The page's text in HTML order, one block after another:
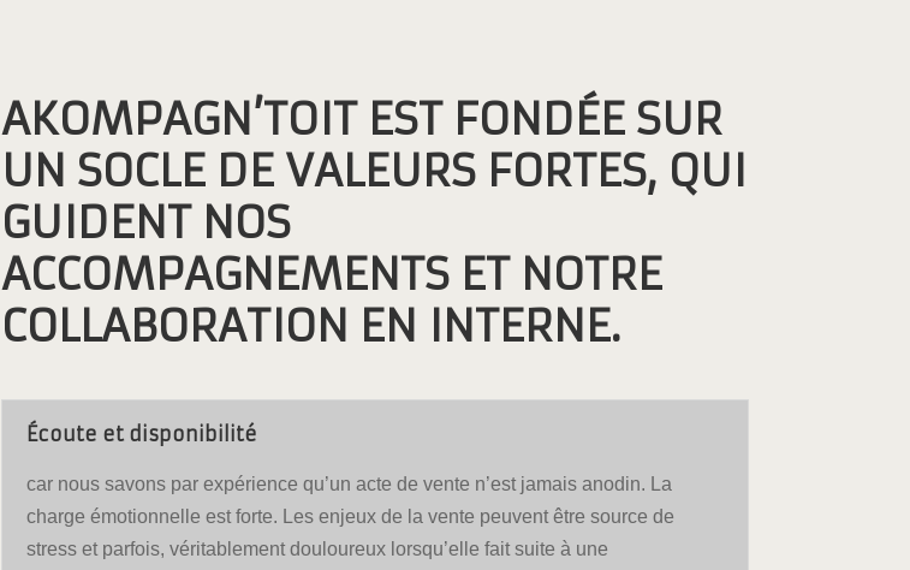
AKOMPAGN’TOIT EST FONDÉE SUR
UN SOCLE DE VALEURS FORTES, QUI
GUIDENT NOS
ACCOMPAGNEMENTS ET NOTRE
COLLABORATION EN INTERNE.
Écoute et disponibilité
car nous savons par expérience qu’un acte de vente n’est jamais anodin. La
charge émotionnelle est forte. Les enjeux de la vente peuvent être source de
stress et parfois, véritablement douloureux lorsqu’elle fait suite à une